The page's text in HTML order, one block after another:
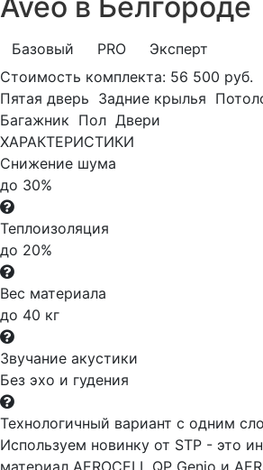
Базовый PRO
Эксперт
Стоимость комплекта: 56 500 руб.
Пятая дверь Задние крылья
Багажник Пол Двери
ХАРАКТЕРИСТИКИ
Снижение шума
до 30%
Теплоизоляция
до 20%
Вес материала
до 40 кг
Звучание акустики
Без эхо и гудения
Технологичный вариант с одним
Используем новинку от STP - это